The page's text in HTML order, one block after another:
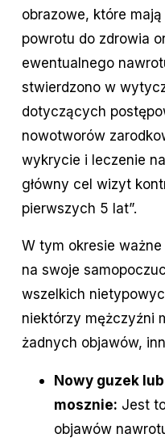
obrazowe, które
powrotu do zdrowia
ewentualnego
stwierdzono w
dotyczących
nowotworów
wykrycie i leczenie
główny cel wizyt
pierwszych 5 lat”.
W tym okresie
na swoje
wszelkich
niektórzy mężczyźni
żadnych objawów,
Nowy guzek
mosznie: Jest
objawów